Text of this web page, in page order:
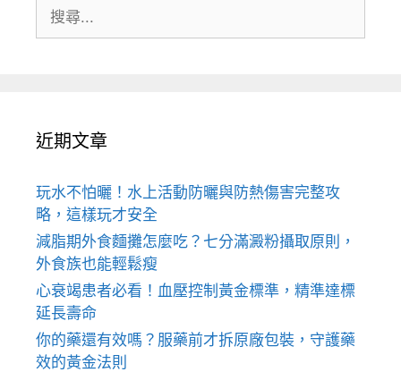
尋:
近期文章
玩水不怕曬！水上活動防曬與防熱傷害完整攻
略，這樣玩才安全
減脂期外食麵攤怎麼吃？七分滿澱粉攝取原則，
外食族也能輕鬆瘦
心衰竭患者必看！血壓控制黃金標準，精準達標
延長壽命
你的藥還有效嗎？服藥前才拆原廠包裝，守護藥
效的黃金法則